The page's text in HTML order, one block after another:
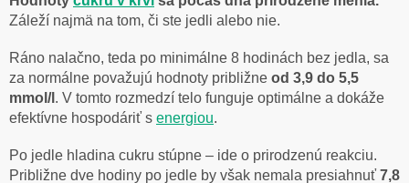
Záleží najmä na tom, či ste jedli alebo nie.
Ráno nalačno, teda po minimálne 8 hodinách bez jedla, sa
za normálne považujú hodnoty približne od 3,9 do 5,5
mmol/l . V tomto rozmedzí telo funguje optimálne a dokáže
efektívne hospodáriť s energiou.
Po jedle hladina cukru stúpne – ide o prirodzenú reakciu.
Približne dve hodiny po jedle by však nemala presiahnuť 7,8